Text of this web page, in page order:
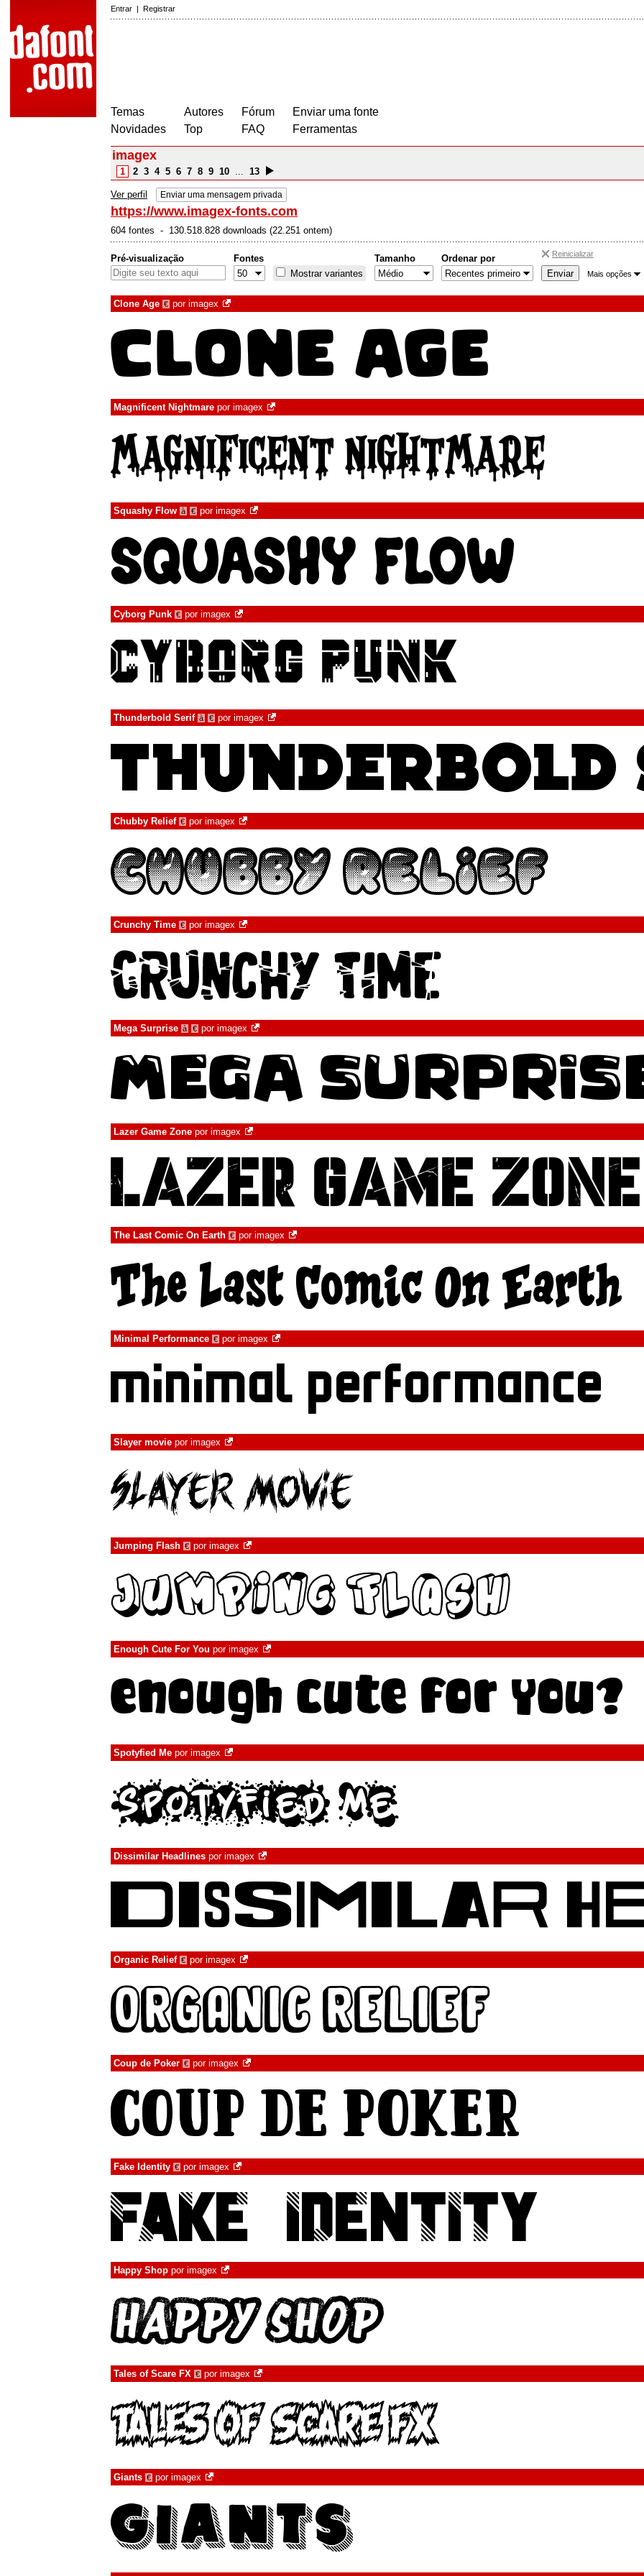
Entrar | Registrar
Temas
Novidades
Autores
Top
Fórum
FAQ
Enviar uma fonte
Ferramentas
imagex
1 2 3 4 5 6 7 8 9 10 ... 13
Ver perfil Enviar uma mensagem privada
https://www.imagex-fonts.com
604 fontes - 130.518.828 downloads (22.251 ontem)
Pré-visualização
Fontes
Mostrar variantes
Tamanho Ordenar por Reinicializar
Mais opções
Clone Age € por imagex
Magnificent Nightmare por imagex
Squashy Flow à € por imagex
Cyborg Punk € por imagex
Thunderbold Serif à € por imagex
Chubby Relief € por imagex
Crunchy Time € por imagex
Mega Surprise à € por imagex
Lazer Game Zone por imagex
The Last Comic On Earth € por imagex
Minimal Performance € por imagex
Slayer movie por imagex
Jumping Flash € por imagex
Enough Cute For You por imagex
Spotyfied Me por imagex
Dissimilar Headlines por imagex
Organic Relief € por imagex
Coup de Poker € por imagex
Fake Identity € por imagex
Happy Shop por imagex
Tales of Scare FX € por imagex
Giants € por imagex